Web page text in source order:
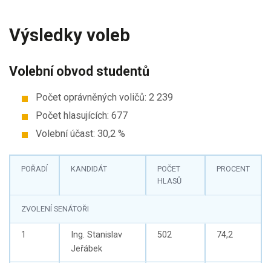
Výsledky voleb
Volební obvod studentů
Počet oprávněných voličů: 2 239
Počet hlasujících: 677
Volební účast: 30,2 %
POŘADÍ KANDIDÁT
POČET
HLASŮ
PROCENT
ZVOLENÍ SENÁTOŘI
1
Ing. Stanislav
Jeřábek
502 74,2